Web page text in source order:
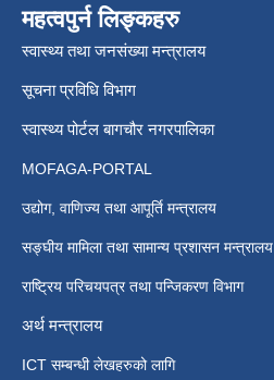
महत्वपुर्न लिङ्कहरु
स्वास्थ्य तथा जनसंख्या मन्त्रालय
सूचना प्रविधि विभाग
स्वास्थ्य पोर्टल बागचौर नगरपालिका
MOFAGA-PORTAL
उद्योग, वाणिज्य तथा आपूर्ति मन्त्रालय
सङ्घीय मामिला तथा सामान्य प्रशासन मन्त्रालय
राष्ट्रिय परिचयपत्र तथा पन्जिकरण विभाग
अर्थ मन्त्रालय
ICT सम्बन्धी लेखहरुको लागि